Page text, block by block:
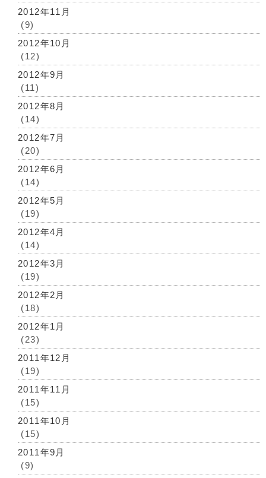
2012年11月
(9)
2012年10月
(12)
2012年9月
(11)
2012年8月
(14)
2012年7月
(20)
2012年6月
(14)
2012年5月
(19)
2012年4月
(14)
2012年3月
(19)
2012年2月
(18)
2012年1月
(23)
2011年12月
(19)
2011年11月
(15)
2011年10月
(15)
2011年9月
(9)